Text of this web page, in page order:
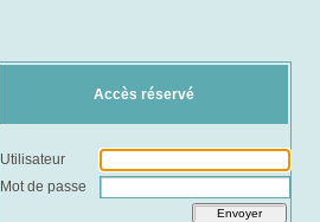
Accès réservé
Utilisateur
Mot de passe